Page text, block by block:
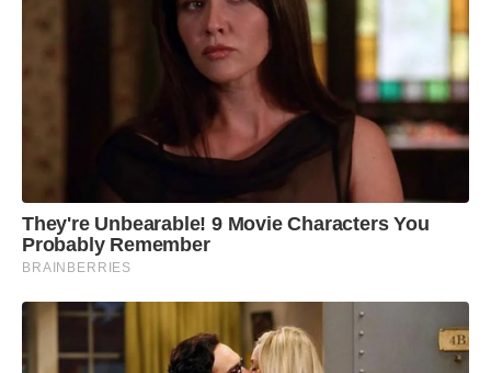
Tanque, Cruzeiro Celeste, Planalto, Alvorada e
O secretário municipal de Planejamento, Fabrício
Lopes, destacou a pesquisa. “O resultado
demonstra a importância da participação da
população no planejamento de João Monlevade.
Cada sugestão e avaliação ajuda a Prefeitura a
direcionar melhor os investimentos e construir
da comunidade”, destacou.
They're Unbearable! 9 Movie Characters You
Probably Remember
BRAINBERRIES